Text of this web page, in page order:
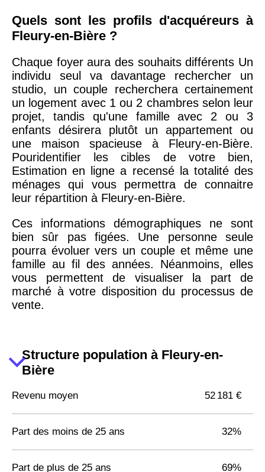
Quels sont les profils d'acquéreurs à
Fleury-en-Bière ?
Chaque foyer aura des souhaits différents Un
individu seul va davantage rechercher un
studio, un couple recherchera certainement
un logement avec 1 ou 2 chambres selon leur
projet, tandis qu'une famille avec 2 ou 3
enfants désirera plutôt un appartement ou
une maison spacieuse à Fleury-en-Bière.
Pouridentifier les cibles de votre bien,
Estimation en ligne a recensé la totalité des
ménages qui vous permettra de connaitre
leur répartition à Fleury-en-Bière.
Ces informations démographiques ne sont
bien sûr pas figées. Une personne seule
pourra évoluer vers un couple et même une
famille au fil des années. Néanmoins, elles
vous permettent de visualiser la part de
marché à votre disposition du processus de
vente.
Structure population à Fleury-en-
Bière
Revenu moyen 52 181 €
Part des moins de 25 ans 32%
Part de plus de 25 ans 69%